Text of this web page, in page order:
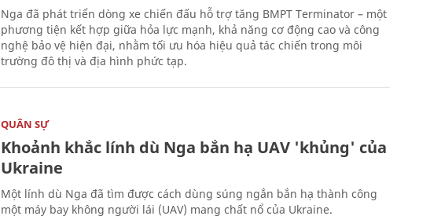
Nga đã phát triển dòng xe chiến đấu hỗ trợ tăng BMPT Terminator – một
phương tiện kết hợp giữa hỏa lực mạnh, khả năng cơ động cao và công
nghệ bảo vệ hiện đại, nhằm tối ưu hóa hiệu quả tác chiến trong môi
trường đô thị và địa hình phức tạp.
QUÂN SỰ
Khoảnh khắc lính dù Nga bắn hạ UAV 'khủng' của
Ukraine
Một lính dù Nga đã tìm được cách dùng súng ngắn bắn hạ thành công
một máy bay không người lái (UAV) mang chất nổ của Ukraine.